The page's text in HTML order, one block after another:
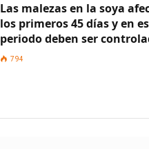
Las malezas en la soya
los primeros 45 días y en
periodo deben ser
794